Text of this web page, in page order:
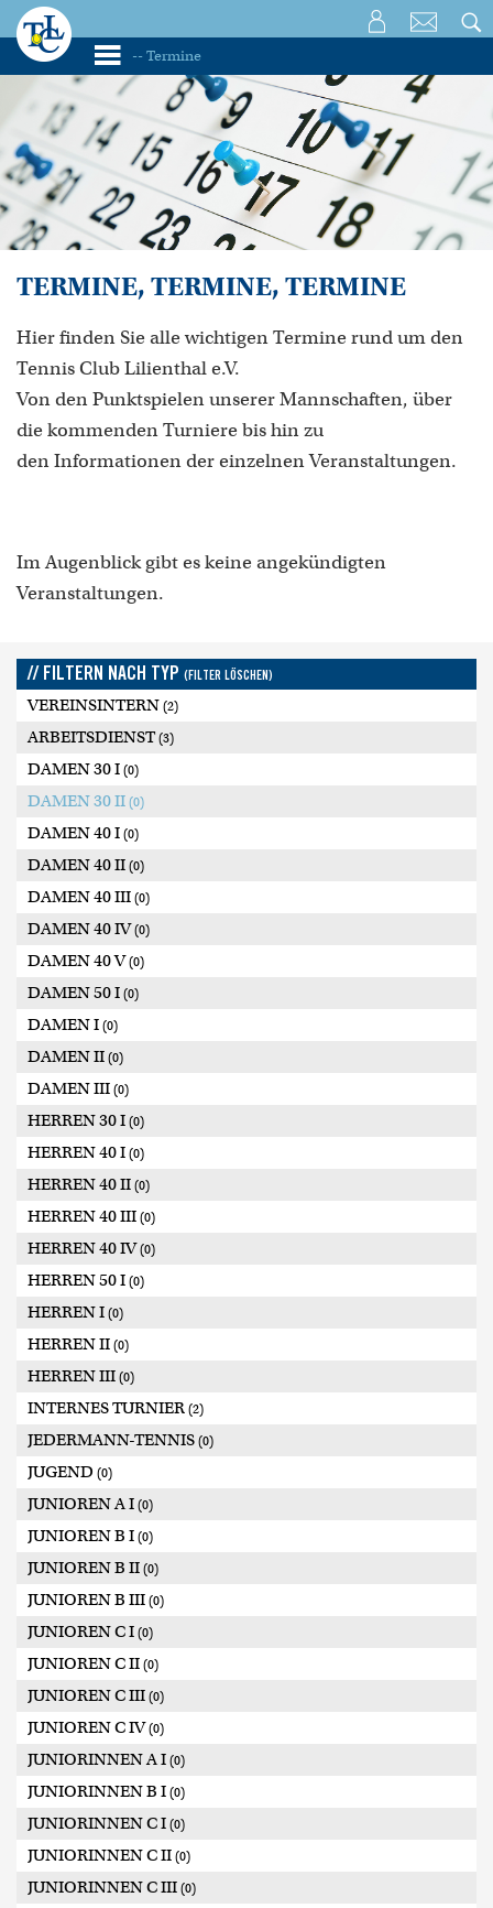
TERMINE, TERMINE, TERMINE
Hier finden Sie alle wichtigen Termine rund um den
Tennis Club Lilienthal e.V.
Von den Punktspielen unserer Mannschaften, über
die kommenden Turniere bis hin zu
den Informationen der einzelnen Veranstaltungen.
Im Augenblick gibt es keine angekündigten
Veranstaltungen.
// FILTERN NACH TYP (FILTER LÖSCHEN)
VEREINSINTERN (2)
ARBEITSDIENST(3)
DAMEN 30 I (0)
DAMEN 30 II (0)
DAMEN 40 I (0)
DAMEN 40 II (0)
DAMEN 40 III (0)
DAMEN 40 IV(0)
DAMEN 40 V(0)
DAMEN 50 I (0)
DAMEN I (0)
DAMEN II (0)
DAMEN III (0)
HERREN 30 I (0)
HERREN 40 I (0)
HERREN 40 II (0)
HERREN 40 III (0)
HERREN 40 IV(0)
HERREN 50 I (0)
HERREN I (0)
HERREN II (0)
HERREN III (0)
INTERNES TURNIER (2)
JEDERMANN-TENNIS (0)
JUGEND (0)
JUNIOREN A I (0)
JUNIOREN B I (0)
JUNIOREN B II (0)
JUNIOREN B III (0)
JUNIOREN C I (0)
JUNIOREN C II (0)
JUNIOREN C III (0)
JUNIOREN C IV(0)
JUNIORINNEN A I (0)
JUNIORINNEN B I (0)
JUNIORINNEN C I (0)
JUNIORINNEN C II (0)
JUNIORINNEN C III (0)